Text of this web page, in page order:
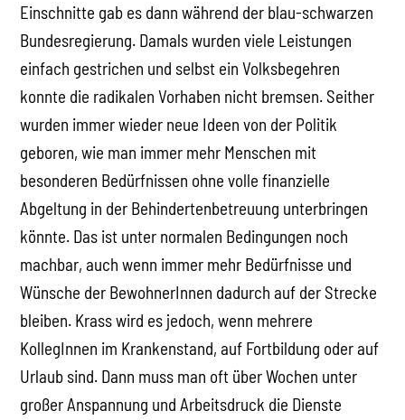
Einschnitte gab es dann während der blau-schwarzen
Bundesregierung. Damals wurden viele Leistungen
einfach gestrichen und selbst ein Volksbegehren
konnte die radikalen Vorhaben nicht bremsen. Seither
wurden immer wieder neue Ideen von der Politik
geboren, wie man immer mehr Menschen mit
besonderen Bedürfnissen ohne volle finanzielle
Abgeltung in der Behindertenbetreuung unterbringen
könnte. Das ist unter normalen Bedingungen noch
machbar, auch wenn immer mehr Bedürfnisse und
Wünsche der BewohnerInnen dadurch auf der Strecke
bleiben. Krass wird es jedoch, wenn mehrere
KollegInnen im Krankenstand, auf Fortbildung oder auf
Urlaub sind. Dann muss man oft über Wochen unter
großer Anspannung und Arbeitsdruck die Dienste